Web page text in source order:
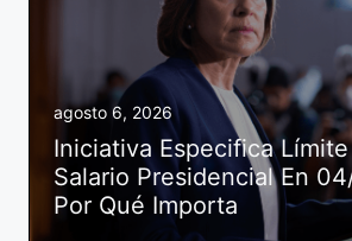
agosto 6, 2026
Iniciativa Especifica
Salario Presidencial En
Por Qué Importa